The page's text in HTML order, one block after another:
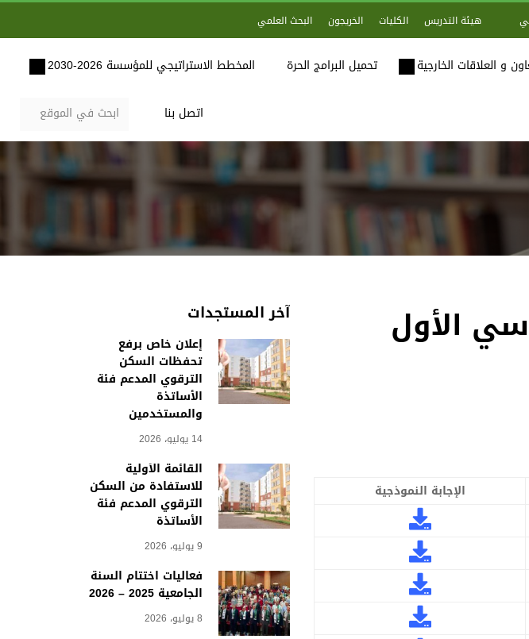
هيئة التدريس الكليات الخريجون البحث العلمي
و العلاقات الخارجية تحميل البرامج الحرة المخطط الاستراتيجي للمؤسسة 2026-2030
اتصل بنا
الأول
الإجابة النموذجية
آخر المستجدات
إعلان خاص برفع
تحفظات السكن
الترقوي المدعم فئة
الأساتذة
والمستخدمين
14 يوليو، 2026
القائمة الأولية
للاستفادة من السكن
الترقوي المدعم فئة
الأساتذة
9 يوليو، 2026
فعاليات اختتام السنة
الجامعية 2025 – 2026
8 يوليو، 2026